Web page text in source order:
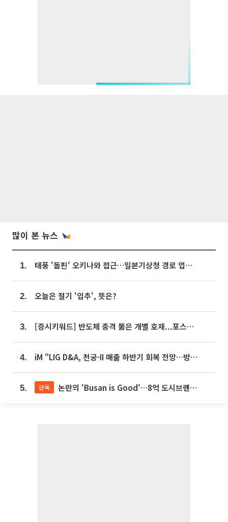
많이 본 뉴스
1. 태풍 '돌핀' 오키나와 접근…일본기상청 경로 업데이트
2. 오늘은 절기 '입추', 뜻은?
3. [증시키워드] 반도체 충격 뚫은 개별 호재...포스코퓨처엠·에코프로·한화솔루션 '눈길'
4. iM "LIG D&A, 천궁-II 매출 하반기 회복 전망…방산 톱픽 유지"
5. 단독 논란의 'Busan is Good'…8억 도시브랜드, 용산 대통령실 CI 업체가 수행